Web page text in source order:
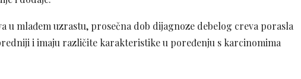
u mlađem uzrastu, prosečna dob dijagnoze debelog creva porasla
i imaju različite karakteristike u poređenju s karcinomima